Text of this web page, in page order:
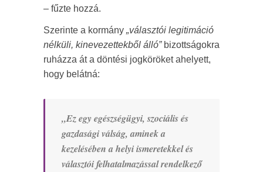
– fűzte hozzá.
Szerinte a kormány „választói legitimáció
nélküli, kinevezettekből álló”bizottságokra
ruházza át a döntési jogköröket ahelyett,
hogy belátná:
„Ez egy egészségügyi, szociális és
gazdasági válság, aminek a
kezelésében a helyi ismeretekkel és
választói felhatalmazással rendelkező